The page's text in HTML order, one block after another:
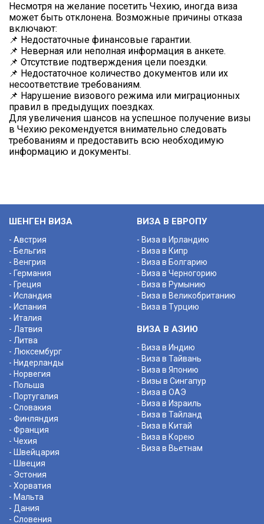
Несмотря на желание посетить Чехию, иногда виза
может быть отклонена. Возможные причины отказа
включают:
📌 Недостаточные финансовые гарантии.
📌 Неверная или неполная информация в анкете.
📌 Отсутствие подтверждения цели поездки.
📌 Недостаточное количество документов или их
несоответствие требованиям.
📌 Нарушение визового режима или миграционных
правил в предыдущих поездках.
Для увеличения шансов на успешное получение визы
в Чехию рекомендуется внимательно следовать
требованиям и предоставить всю необходимую
информацию и документы.
ШЕНГЕН ВИЗА
- Австрия
- Бельгия
- Венгрия
- Германия
- Греция
- Исландия
- Испания
- Италия
- Латвия
- Литва
- Люксембург
- Нидерланды
- Норвегия
- Польша
- Португалия
- Словакия
- Финляндия
- Франция
- Чехия
- Швейцария
- Швеция
- Эстония
- Хорватия
- Мальта
- Дания
- Словения
ВИЗА В ЕВРОПУ
- Виза в Ирландию
- Виза в Кипр
- Виза в Болгарию
- Виза в Черногорию
- Виза в Румынию
- Виза в Великобританию
- Виза в Турцию
ВИЗА В АЗИЮ
- Виза в Индию
- Виза в Тайвань
- Виза в Японию
- Визы в Сингапур
- Виза в ОАЭ
- Виза в Израиль
- Виза в Тайланд
- Виза в Китай
- Виза в Корею
- Виза в Вьетнам